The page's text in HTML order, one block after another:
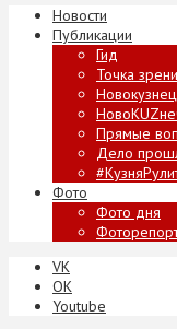
Новости
Публикации
Гид
Точка
Прямые
Дело
Фото
Фото дня
VK
ОК
Youtube